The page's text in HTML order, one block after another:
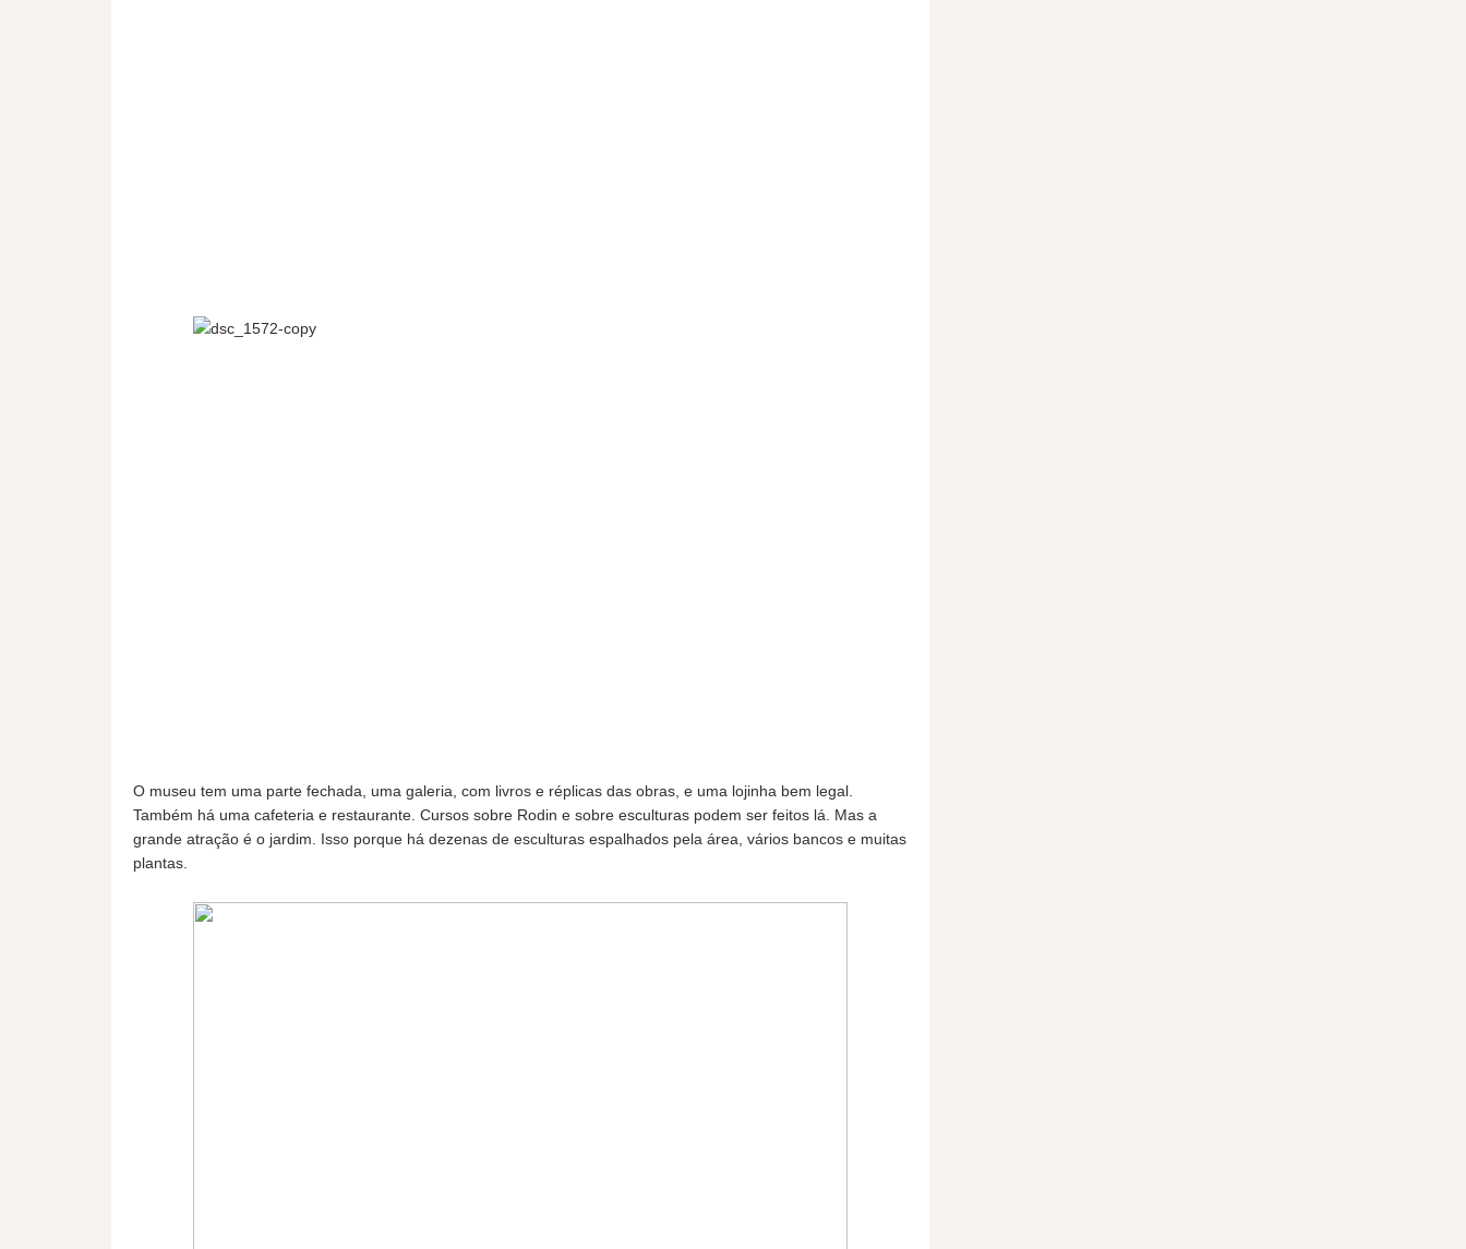
O museu tem uma parte fechada, uma galeria, com livros e réplicas das obras, e uma lojinha bem legal.
Também há uma cafeteria e restaurante. Cursos sobre Rodin e sobre esculturas podem ser feitos lá. Mas a
grande atração é o jardim. Isso porque há dezenas de esculturas espalhados pela área, vários bancos e muitas
plantas.